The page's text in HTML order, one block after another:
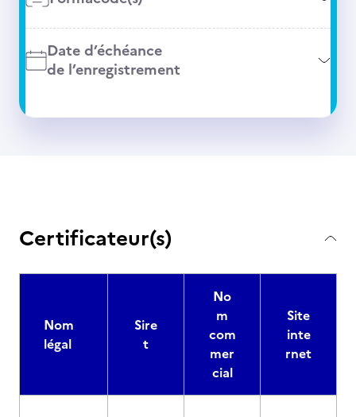
Date d’échéance
de l’enregistrement
Certificateur(s)
Nom
légal
Sire
t
No
m
com
mer
cial
Site
inte
rnet